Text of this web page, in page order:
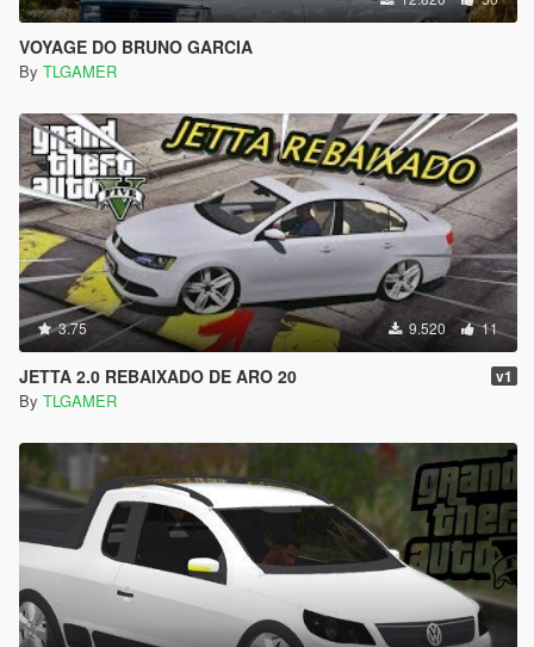
VOYAGE DO BRUNO GARCIA
By TLGAMER
3.75 9.520 11
JETTA 2.0 REBAIXADO DE ARO 20 v1
By TLGAMER